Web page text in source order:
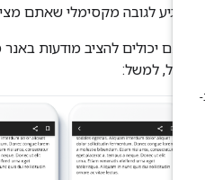
לגובה מקסימלי שאתם
יכולים להציב מודעות באנר
למשל: